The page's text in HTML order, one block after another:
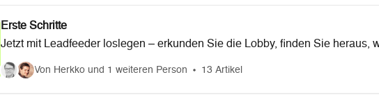
Erste Schritte
Jetzt mit Leadfeeder loslegen – erkunden Sie die Lobby, finden Sie heraus,
und welche weiteren Use Cases es gibt!
Von Herkko und 1 weiteren Person 13 Artikel